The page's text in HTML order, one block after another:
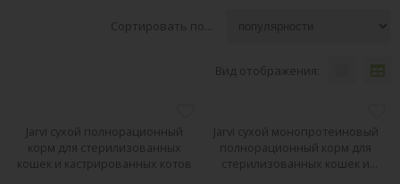
Сортировать по...
Вид отображения:
Jarvi сухой полнорационный
корм для стерилизованных
кошек и кастрированных котов
Jarvi сухой монопротеиновый
полнорационный корм для
стерилизованных кошек и